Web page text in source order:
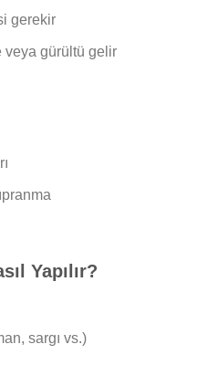
gerekir
veya gürültü gelir
Yapılır?
sargı vs.)